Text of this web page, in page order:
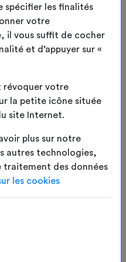
spécifier les finalités
votre
il vous suffit de cocher
et d’appuyer sur «
révoquer votre
la petite icône située
site Internet.
plus sur notre
autres technologies,
traitement des données
les cookies